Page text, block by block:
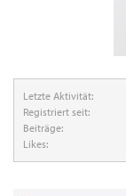
Letzte Aktivität:
Registriert seit:
Beiträge:
Likes: